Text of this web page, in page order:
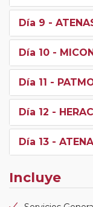
Día 9 -
Día 10 -
Día 11 -
Día 12 -
Día 13 -
Incluye